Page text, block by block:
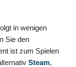
in wenigen
Sie den
ist zum Spielen
Steam,